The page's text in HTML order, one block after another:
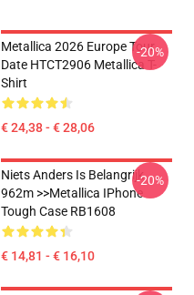
Metallica 2026 Europe Tour
Date HTCT2906 Metallica T-
Shirt
€ 24,38 - € 28,06
-20%
Niets Anders Is Belangrijk
962m >>metallica IPhone
Tough Case RB1608
€ 14,81 - € 16,10
-20%